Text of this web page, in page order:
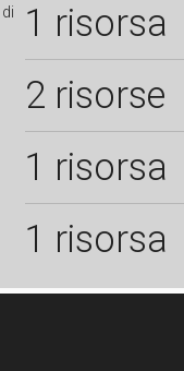
di 1 risorsa
2 risorse
1 risorsa
1 risorsa